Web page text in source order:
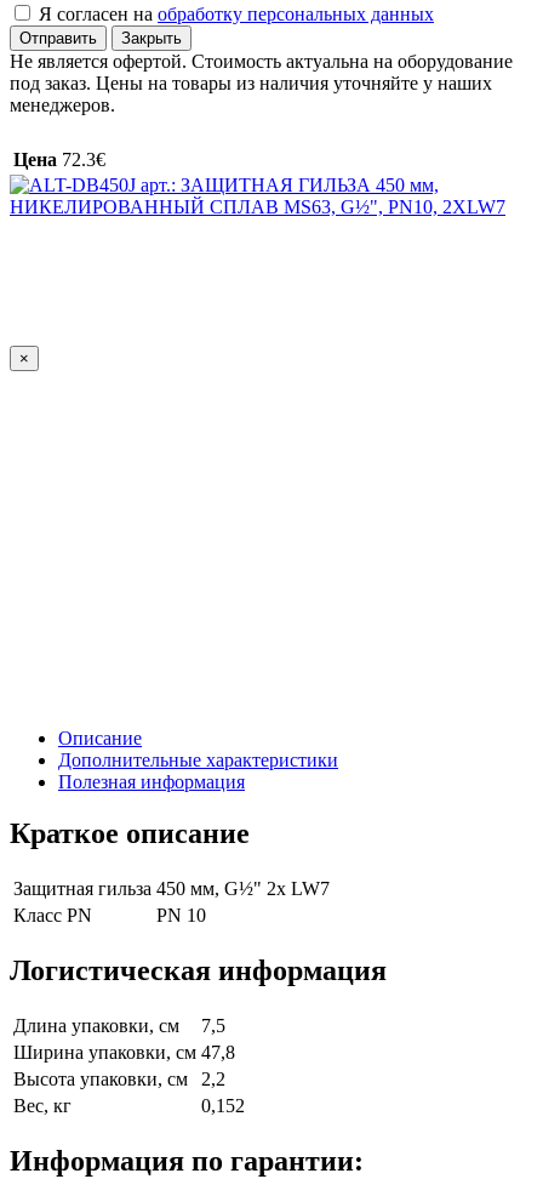
Я согласен на обработку персональных данных
Отправить Закрыть
Не является офертой. Стоимость актуальна на оборудование
под заказ. Цены на товары из наличия уточняйте у наших
менеджеров.
Цена 72.3€
×
Описание
Дополнительные характеристики
Полезная информация
Краткое описание
Защитная гильза 450 мм, G½" 2x LW7
Класс PN
PN 10
Логистическая информация
Длина упаковки, см
7,5
Ширина упаковки, см 47,8
Высота упаковки, см
2,2
Вес, кг
0,152
Информация по гарантии: